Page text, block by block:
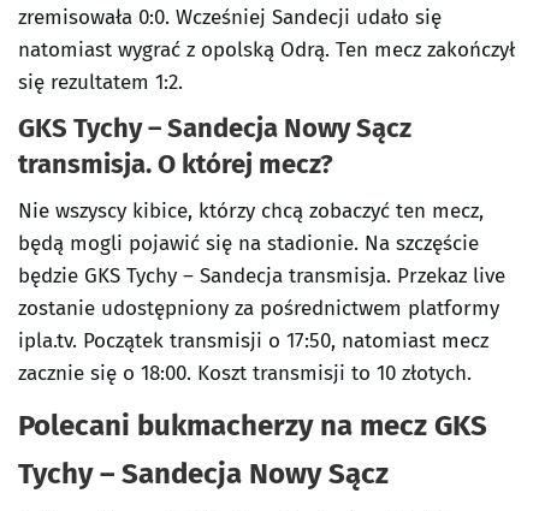
zremisowała 0:0. Wcześniej Sandecji udało się
natomiast wygrać z opolską Odrą. Ten mecz zakończył
się rezultatem 1:2.
GKS Tychy – Sandecja Nowy Sącz
transmisja. O której mecz?
Nie wszyscy kibice, którzy chcą zobaczyć ten mecz,
będą mogli pojawić się na stadionie. Na szczęście
będzie GKS Tychy – Sandecja transmisja. Przekaz live
zostanie udostępniony za pośrednictwem platformy
ipla.tv. Początek transmisji o 17:50, natomiast mecz
zacznie się o 18:00. Koszt transmisji to 10 złotych.
Polecani bukmacherzy na mecz GKS
Tychy – Sandecja Nowy Sącz